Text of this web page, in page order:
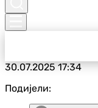
30.07.202517:34
Подијели: